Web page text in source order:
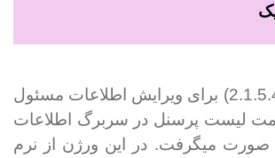
در ورژن قبلی (2.1.5.4) برای ویرایش اطلاعات مسئول
لیست پرسنل در سربرگ اطلاعات
صورت میگرفت. در این ورژن از نرم